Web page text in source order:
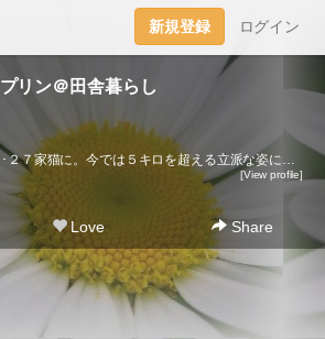
新規登録 ログイン
プリン＠田舎暮らし
２００６･５･２７家猫に。今では５キロを超える立派な姿になりました♪ここに登場するのはプリンだけ。２０２１･５･３０虹の橋を渡りました｡
[View profile]
Love Share